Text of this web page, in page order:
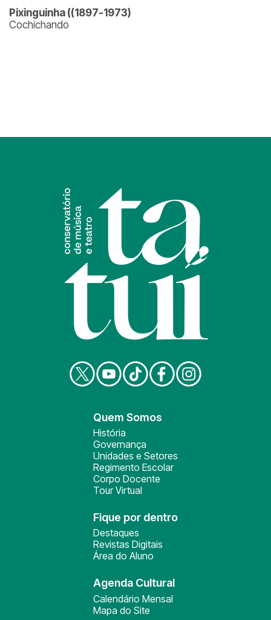
Pixinguinha ((1897-1973)
Cochichando
Quem Somos
História
Governança
Unidades e Setores
Regimento Escolar
Corpo Docente
Tour Virtual
Fique por dentro
Destaques
Revistas Digitais
Área do Aluno
Agenda Cultural
Calendário Mensal
Mapa do Site